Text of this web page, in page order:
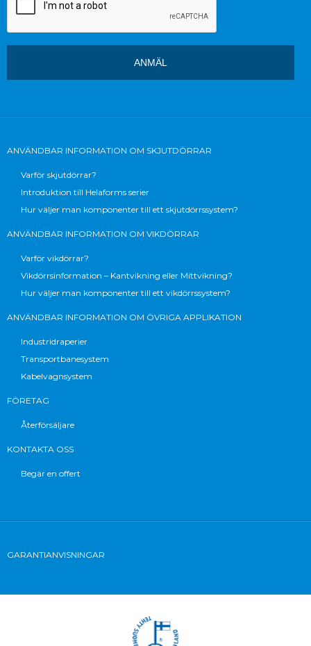
ANVÄNDBAR INFORMATION OM SKJUTDÖRRAR
Varför skjutdörrar?
Introduktion till Helaforms serier
Hur väljer man komponenter till ett skjutdörrssystem?
ANVÄNDBAR INFORMATION OM VIKDÖRRAR
Varför vikdörrar?
Vikdörrsinformation – Kantvikning eller Mittvikning?
Hur väljer man komponenter till ett vikdörrssystem?
ANVÄNDBAR INFORMATION OM ÖVRIGA APPLIKATION
Industridraperier
Transportbanesystem
Kabelvagnsystem
FÖRETAG
Återförsäljare
KONTAKTA OSS
Begär en offert
GARANTIANVISNINGAR